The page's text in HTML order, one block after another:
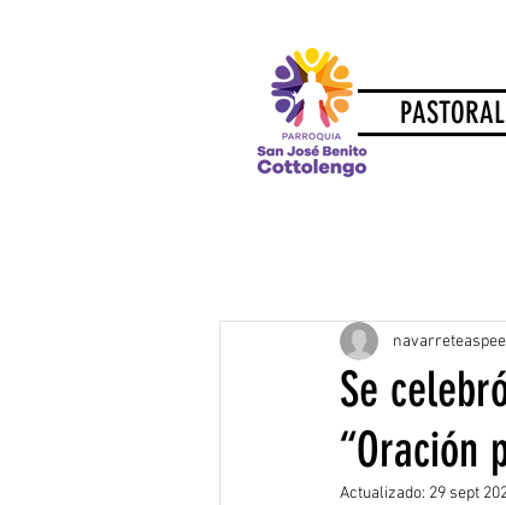
Se
“Oración
Actualizado: 29 sept